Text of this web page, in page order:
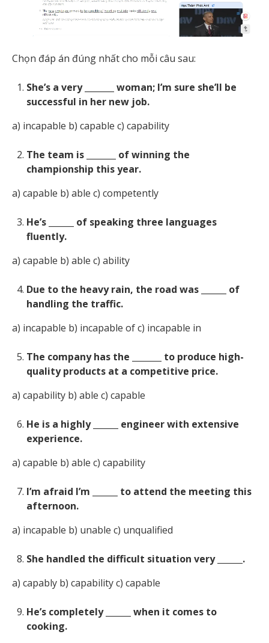
Chọn đáp án đúng nhất cho mỗi câu sau:
She’s a very _______ woman; I’m sure she’ll be
successful in her new job.
a) incapable b) capable c) capability
The team is _______ of winning the
championship this year.
a) capable b) able c) competently
He’s ______ of speaking three languages
fluently.
a) capable b) able c) ability
Due to the heavy rain, the road was ______ of
handling the traffic.
a) incapable b) incapable of c) incapable in
The company has the _______ to produce high-
quality products at a competitive price.
a) capability b) able c) capable
He is a highly ______ engineer with extensive
experience.
a) capable b) able c) capability
I’m afraid I’m ______ to attend the meeting this
afternoon.
a) incapable b) unable c) unqualified
She handled the difficult situation very ______.
a) capably b) capability c) capable
He’s completely ______ when it comes to
cooking.